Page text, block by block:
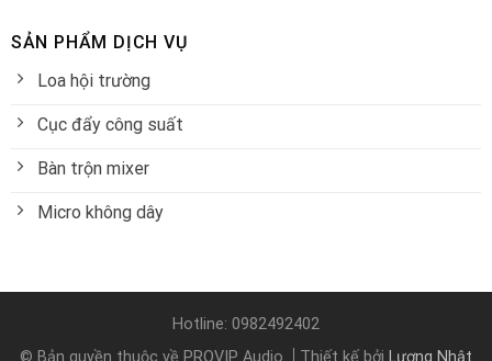
SẢN PHẨM DỊCH VỤ
Loa hội trường
Cục đẩy công suất
Bàn trộn mixer
Micro không dây
Hotline: 0982492402
© Bản quyền thuộc về PROVIP Audio
Thiết kế bởi Lương Nhật